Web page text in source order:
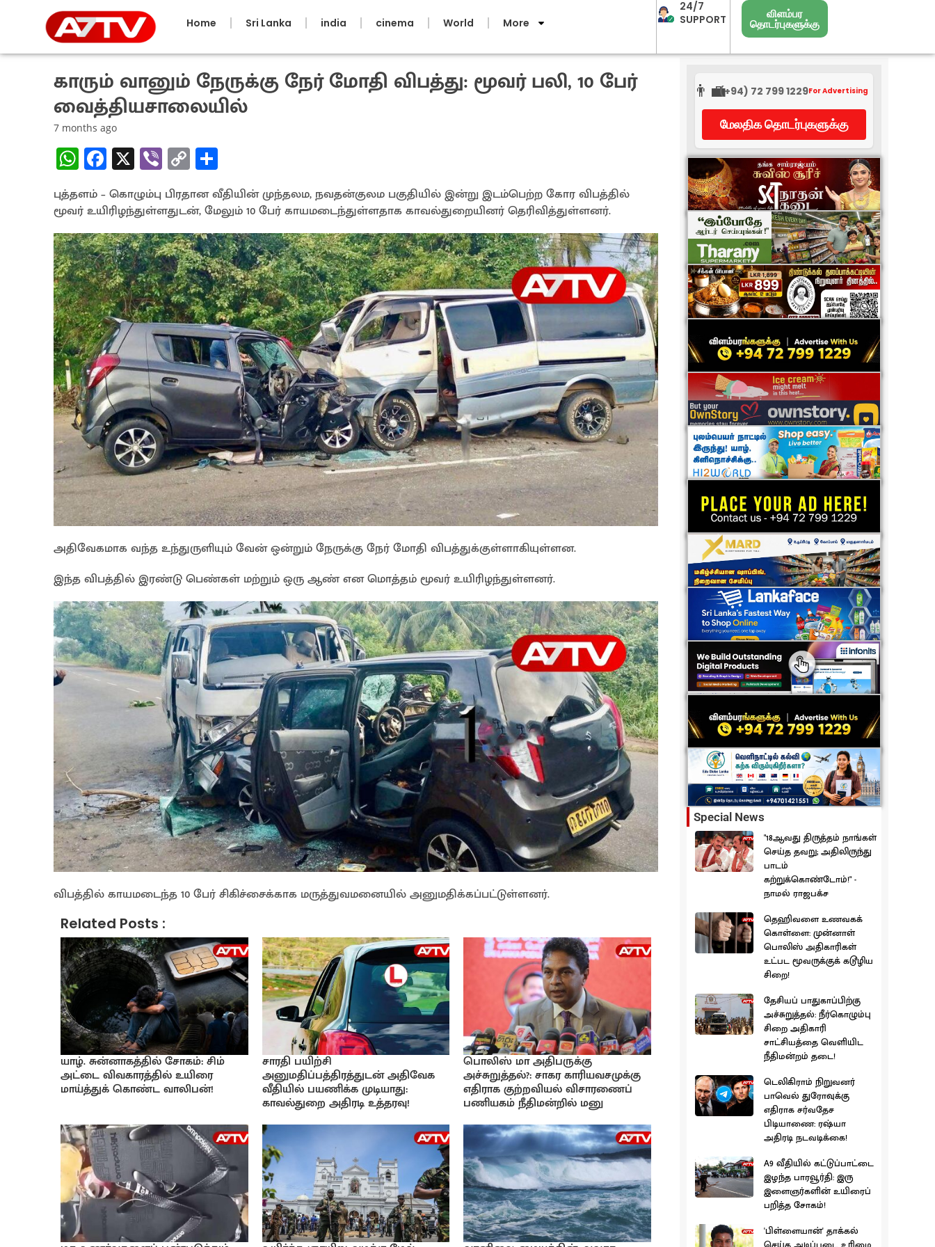
Home Sri Lanka india cinema World More
24/7
SUPPORT
விளம்பர
தொடர்புகளுக்கு
காரும் வானும் நேருக்கு நேர் மோதி விபத்து: மூவர் பலி, 10 பேர்
வைத்தியசாலையில்
7 months ago
W
h
at
sA
p
p
Fa
ce
b
o
o
k
X Vi
b
er
C
o
py
Li
n
k
h
ar
e
புத்தளம் – கொழும்பு பிரதான வீதியின் முந்தலம, நவதன்குலம பகுதியில் இன்று இடம்பெற்ற கோர விபத்தில்
மூவர் உயிரிழந்துள்ளதுடன், மேலும் 10 பேர் காயமடைந்துள்ளதாக காவல்துறையினர் தெரிவித்துள்ளனர்.
அதிவேகமாக வந்த உந்துருளியும் வேன் ஒன்றும் நேருக்கு நேர் மோதி விபத்துக்குள்ளாகியுள்ளன.
இந்த விபத்தில் இரண்டு பெண்கள் மற்றும் ஒரு ஆண் என மொத்தம் மூவர் உயிரிழந்துள்ளனர்.
விபத்தில் காயமடைந்த 10 பேர் சிகிச்சைக்காக மருத்துவமனையில் அனுமதிக்கப்பட்டுள்ளனர்.
Related Posts :
யாழ். சுன்னாகத்தில் சோகம்: சிம்
அட்டை விவகாரத்தில் உயிரை
மாய்த்துக் கொண்ட வாலிபன்!
சாரதி பயிற்சி
அனுமதிப்பத்திரத்துடன் அதிவேக
வீதியில் பயணிக்க முடியாது:
காவல்துறை அதிரடி உத்தரவு!
பொலிஸ் மா அதிபருக்கு
அச்சுறுத்தல்?: சாகர காரியவசமுக்கு
எதிராக குற்றவியல் விசாரணைப்
பணியகம் நீதிமன்றில் மனு
👨‍💼(+94) 72 799 1229For Advertising
மேலதிக தொடர்புகளுக்கு
Special News
"18ஆவது திருத்தம் நாங்கள்
செய்த தவறு; அதிலிருந்து
பாடம்
கற்றுக்கொண்டோம்!" -
நாமல் ராஜபக்ச
தெஹிவளை உணவகக்
கொள்ளை: முன்னாள்
பொலிஸ் அதிகாரிகள்
உட்பட மூவருக்குக் கடூழிய
சிறை!
தேசியப் பாதுகாப்பிற்கு
அச்சுறுத்தல்: நீர்கொழும்பு
சிறை அதிகாரி
சாட்சியத்தை வெளியிட
நீதிமன்றம் தடை!
டெலிகிராம் நிறுவனர்
பாவெல் துரோவுக்கு
எதிராக சர்வதேச
பிடியாணை: ரஷ்யா
அதிரடி நடவடிக்கை!
A9 வீதியில் கட்டுப்பாட்டை
இழந்த பாரவூர்தி: இரு
இளைஞர்களின் உயிரைப்
பறித்த சோகம்!
'பிள்ளையான்' தாக்கல்